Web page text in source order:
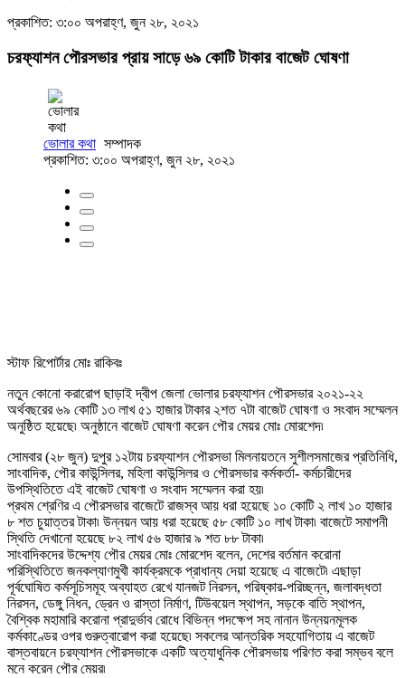
প্রকাশিত: ৩:০০ অপরাহ্ণ, জুন ২৮, ২০২১
চরফ্যাশন পৌরসভার প্রায় সাড়ে ৬৯ কোটি টাকার বাজেট ঘোষণা
ভোলার কথা সম্পাদক
প্রকাশিত: ৩:০০ অপরাহ্ণ, জুন ২৮, ২০২১
স্টাফ রিপোর্টার মোঃ রাকিবঃ
নতুন কোনো করারোপ ছাড়াই দ্বীপ জেলা ভোলার চরফ্যাশন পৌরসভার ২০২১-২২
অর্থবছরের ৬৯ কোটি ১৩ লাখ ৫১ হাজার টাকার ২শত ৭টা বাজেট ঘোষণা ও সংবাদ সম্মেলন
অনুষ্ঠিত হয়েছে৷ অনুষ্ঠানে বাজেট ঘোষণা করেন পৌর মেয়র মোঃ মোরশেদ৷
সোমবার (২৮ জুন) দুপুর ১২টায় চরফ্যাশন পৌরসভা মিলনায়তনে সুশীলসমাজের প্রতিনিধি,
সাংবাদিক, পৌর কাউন্সিলর, মহিলা কাউন্সিলর ও পৌরসভার কর্মকর্তা- কর্মচারীদের
উপস্থিতিতে এই বাজেট ঘোষণা ও সংবাদ সম্মেলন করা হয়৷
প্রথম শ্রেণির এ পৌরসভার বাজেটে রাজস্ব আয় ধরা হয়েছে ১০ কোটি ২ লাখ ১০ হাজার
৮ শত চুয়াত্তর টাকা৷ উন্নয়ন আয় ধরা হয়েছে ৫৮ কোটি ১০ লাখ টাকা৷ বাজেটে সমাপনী
স্থিতি দেখানো হয়েছে ৮২ লাখ ৫৬ হাজার ৯ শত ৮৮ টাকা৷
সাংবাদিকদের উদ্দেশ্য পৌর মেয়র মোঃ মোরশেদ বলেন, দেশের বর্তমান করোনা
পরিস্থিতিতে জনকল্যাণমুখী কার্যক্রমকে প্রাধান্য দেয়া হয়েছে এ বাজেটে৷ এছাড়া
পূর্বঘোষিত কর্মসূচিসমূহ অব্যাহত রেখে যানজট নিরসন, পরিষ্কার-পরিচ্ছন্ন, জলাবদ্ধতা
নিরসন, ডেঙ্গু নিধন, ড্রেন ও রাস্তা নির্মাণ, টিউবয়েল স্থাপন, সড়কে বাতি স্থাপন,
বৈশ্বিক মহামারি করোনা প্রাদুর্ভাব রোধে বিভিন্ন পদক্ষেপ সহ নানান উন্নয়নমূলক
কর্মকাণ্ডের ওপর গুরুত্বারোপ করা হয়েছে৷ সকলের আন্তরিক সহযোগিতায় এ বাজেট
বাস্তবায়নে চরফ্যাশন পৌরসভাকে একটি অত্যাধুনিক পৌরসভায় পরিণত করা সম্ভব বলে
মনে করেন পৌর মেয়র৷